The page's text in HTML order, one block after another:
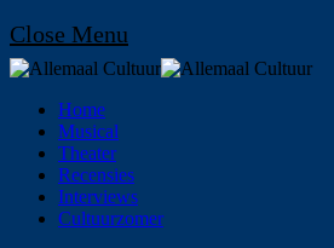
Close Menu
Home
Musical
Theater
Recensies
Interviews
Cultuurzomer